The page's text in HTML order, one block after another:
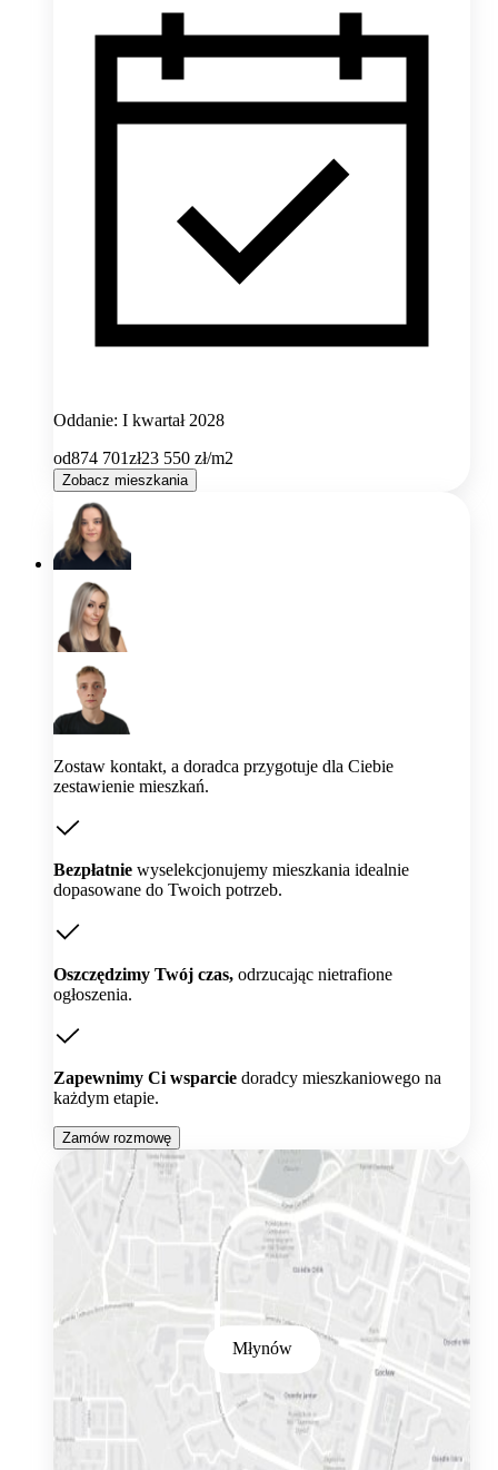
Oddanie: I kwartał 2028
od874 701zł23 550 zł/m2
Zobacz mieszkania
Zostaw kontakt, a doradca przygotuje dla Ciebie
zestawienie mieszkań.
Bezpłatnie wyselekcjonujemy mieszkania idealnie
dopasowane do Twoich potrzeb.
Oszczędzimy Twój czas, odrzucając nietrafione
ogłoszenia.
Zapewnimy Ci wsparcie doradcy mieszkaniowego na
każdym etapie.
Zamów rozmowę
Młynów